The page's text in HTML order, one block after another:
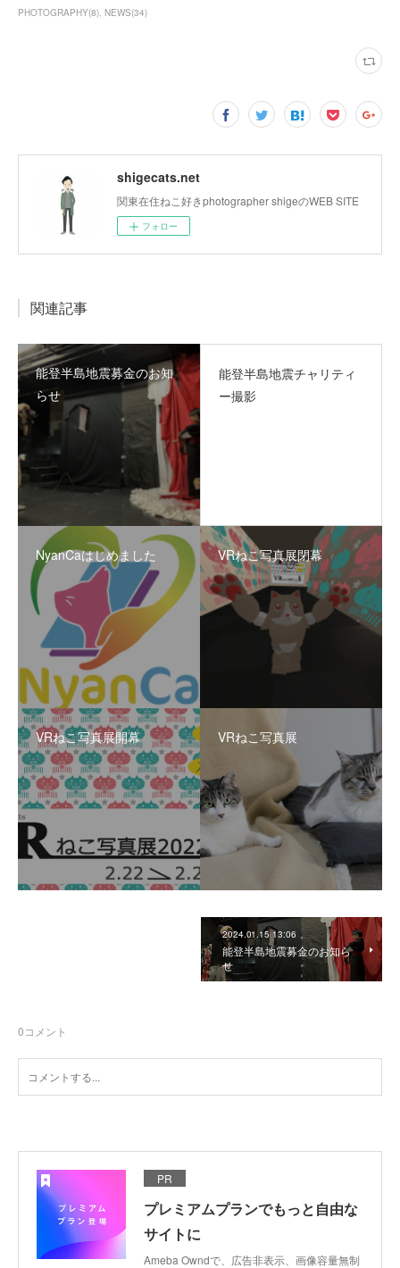
PHOTOGRAPHY(8) NEWS(34)
shigecats.net
関東在住ねこ好きphotographer shigeのWEB SITE
フォロー
関連記事
能登半島地震募金のお知
らせ
能登半島地震チャリティ
ー撮影
NyanCaはじめました VRねこ写真展閉幕
VRねこ写真展開幕 VRねこ写真展
2024.01.15 13:06
能登半島地震募金のお知ら
せ
0コメント
PR
プレミアムプランでもっと自由な
サイトに
Ameba Owndで、広告非表示、画像容量無制